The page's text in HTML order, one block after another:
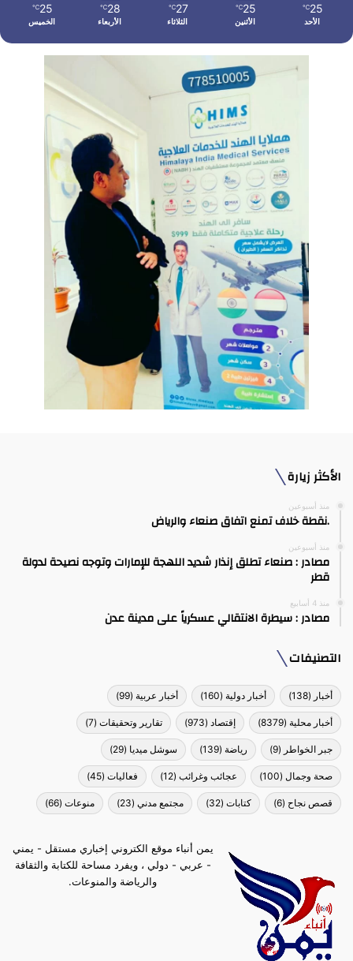
25
℃
الأحد
25
℃
الأثنين
27
℃
الثلاثاء
28
℃
الأربعاء
25
℃
الخميس
الأكثر زيارة
منذ أسبوعين
.نقطة خلاف تمنع اتفاق صنعاء والرياض
منذ أسبوعين
مصادر : صنعاء تطلق إنذار شديد اللهجة للإمارات وتوجه نصيحة لدولة
قطر
منذ 4 أسابيع
مصادر : سيطرة الانتقالي عسكرياً على مدينة عدن
التصنيفات
أخبار (138) أخبار دولية (160) أخبار عربية (99)
أخبار محلية (8379) إقتصاد (973) تقارير وتحقيقات (7)
جبر الخواطر (9) رياضة (139) سوشل ميديا (29)
صحة وجمال (100) عجائب وغرائب (12) فعاليات (45)
قصص نجاح (6) كتابات (32) مجتمع مدني (23) منوعات (66)
يمن أنباء موقع الكتروني إخباري مستقل - يمني
- عربي - دولي ، ويفرد مساحة للكتابة والثقافة
والرياضة والمنوعات.